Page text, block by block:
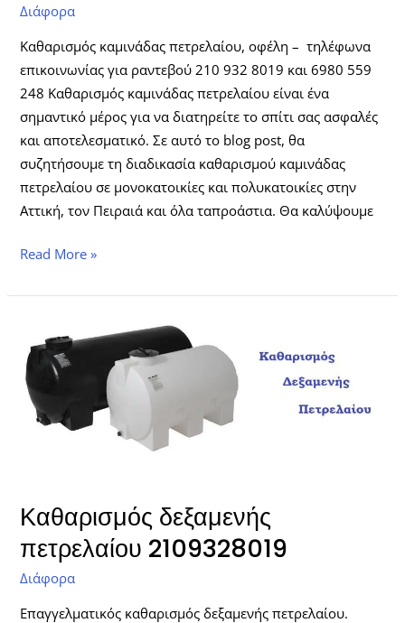
Διάφορα
Καθαρισμός καμινάδας πετρελαίου, οφέλη – τηλέφωνα
επικοινωνίας για ραντεβού 210 932 8019 και 6980 559
248 Καθαρισμός καμινάδας πετρελαίου είναι ένα
σημαντικό μέρος για να διατηρείτε το σπίτι σας ασφαλές
και αποτελεσματικό. Σε αυτό το blog post, θα
συζητήσουμε τη διαδικασία καθαρισμού καμινάδας
πετρελαίου σε μονοκατοικίες και πολυκατοικίες στην
Αττική, τον Πειραιά και όλα ταπροάστια. Θα καλύψουμε
Read More »
Καθαρισμός δεξαμενής
πετρελαίου 2109328019
Διάφορα
Επαγγελματικός καθαρισμός δεξαμενής πετρελαίου.
δεξαμενής
πετρελαίου
2109328019